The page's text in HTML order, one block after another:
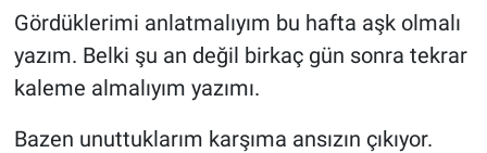
Gördüklerimi anlatmalıyım bu hafta aşk olmalı
yazım. Belki şu an değil birkaç gün sonra tekrar
kaleme almalıyım yazımı.
Bazen unuttuklarım karşıma ansızın çıkıyor.